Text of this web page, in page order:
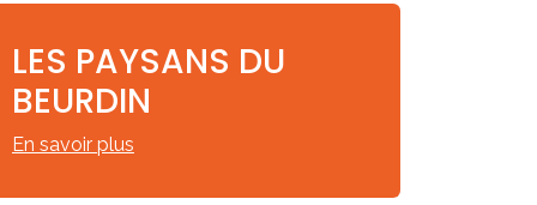
LES PAYSANS DU
BEURDIN
En savoir plus